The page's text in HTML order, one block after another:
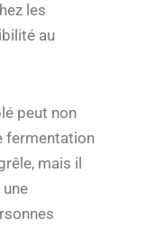
les
au
peut non
fermentation
mais il